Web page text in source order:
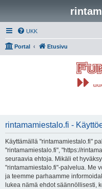
UKK
Portal Etusivu
rintamamiestalo.fi -
Käyttämällä "rintamamiestalo.fi"
"rintamamiestalo.fi", "https://
seuraavia ehtoja. Mikäli et
"rintamamiestalo.fi"-palvelua. Me
ja teemme parhaamme
lukea nämä ehdot säännöllisesti,